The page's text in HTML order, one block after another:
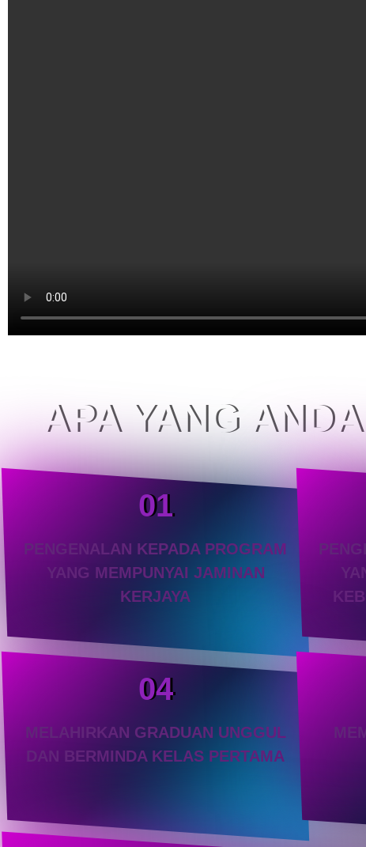
APA YANG
01
PENGENALAN KEPADA PROGRAM
YANG MEMPUNYAI JAMINAN
KERJAYA
04
MELAHIRKAN GRADUAN UNGGUL
DAN BERMINDA KELAS PERTAMA